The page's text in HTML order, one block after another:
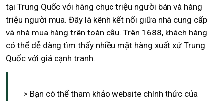
tại Trung Quốc với hàng chục triệu người bán và hàng
triệu người mua. Đây là kênh kết nối giữa nhà cung cấp
và nhà mua hàng trên toàn cầu. Trên 1688, khách hàng
có thể dễ dàng tìm thấy nhiều mặt hàng xuất xứ Trung
Quốc với giá cạnh tranh.
> Bạn có thể tham khảo website chính thức của